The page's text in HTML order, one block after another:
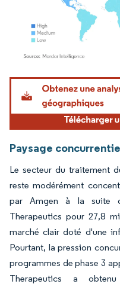
Image © Mordor Intelligence. La
Paysage
Le secteur du traitement
reste modérément
par Amgen à la suite
Therapeutics pour 27,8
marché clair doté d'une
Pourtant, la pression
programmes de phase 3
Therapeutics a